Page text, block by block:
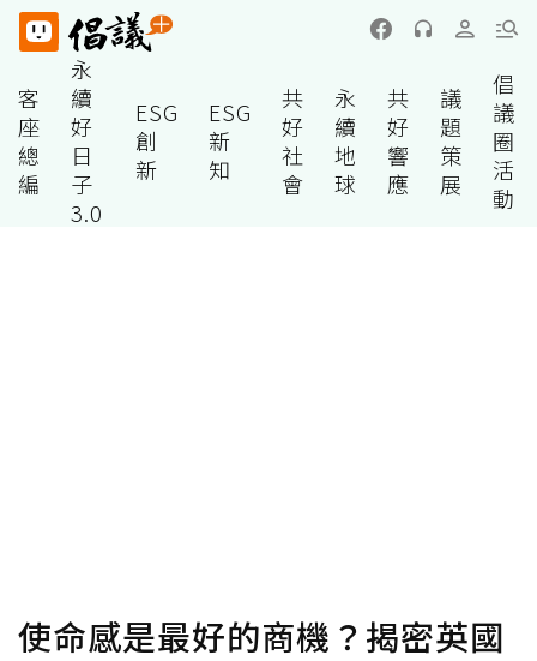
客
座
總
編
永
續
好
日
子
3.0
ESG
創
新
ESG
新
知
共
好
社
會
永
續
地
球
共
好
響
應
議
題
策
展
倡
議
圈
活
動
使命感是最好的商機？揭密英國